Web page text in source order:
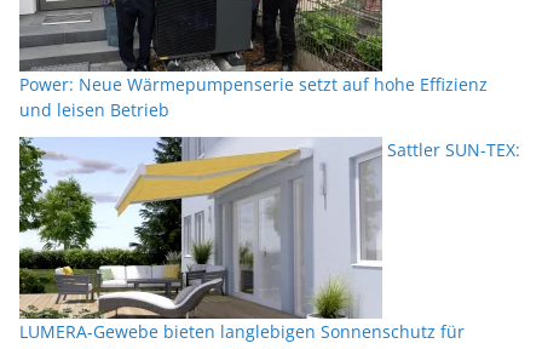
Power: Neue Wärmepumpenserie setzt auf hohe Effizienz
und leisen Betrieb
Sattler SUN-TEX:
LUMERA-Gewebe bieten langlebigen Sonnenschutz für